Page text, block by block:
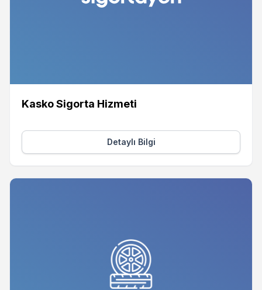
Kasko Sigorta Hizmeti
Detaylı Bilgi